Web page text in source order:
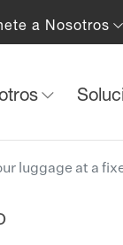
a Nosotros
luggage at a